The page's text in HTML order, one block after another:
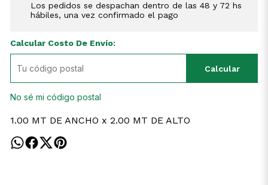
Los pedidos se despachan dentro de las 48 y 72 hs
hábiles, una vez confirmado el pago
Calcular Costo De Envío:
Calcular
No sé mi código postal
1.00 MT DE ANCHO x 2.00 MT DE ALTO